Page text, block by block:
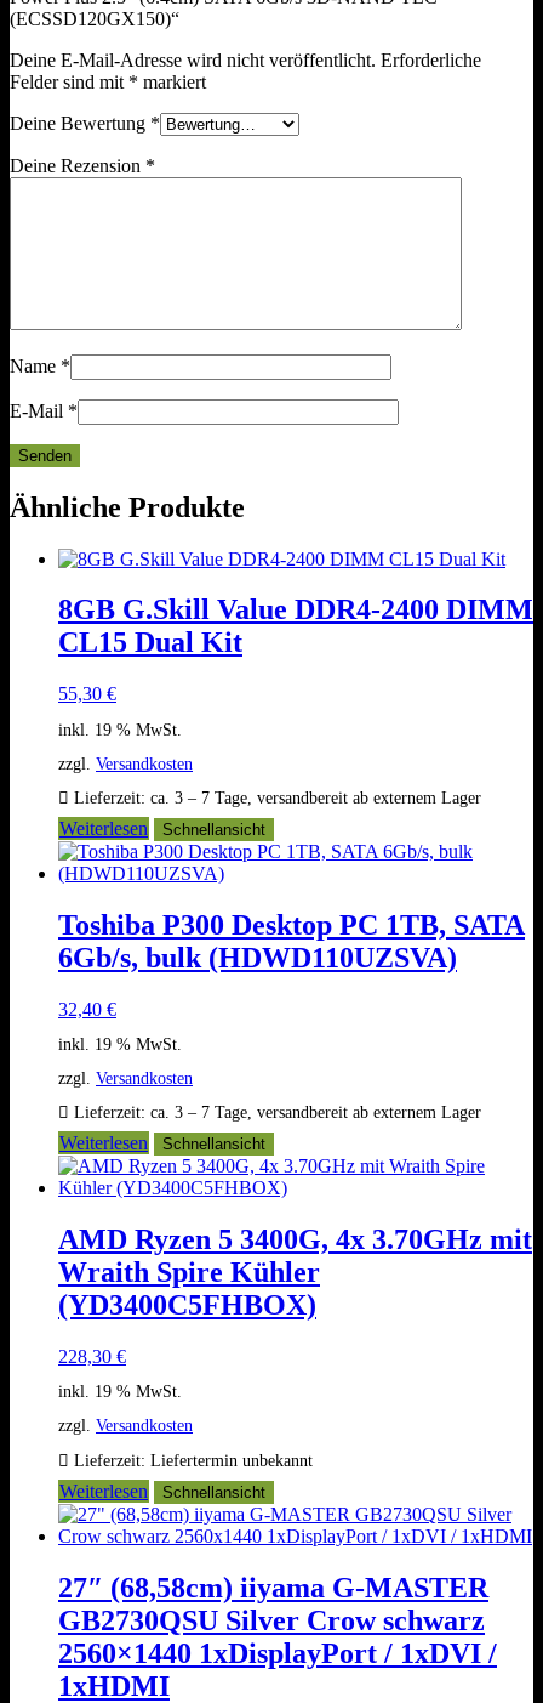
(ECSSD120GX150)“
Deine E-Mail-Adresse wird nicht veröffentlicht. Erforderliche
Felder sind mit * markiert
Deine Bewertung *
Deine Rezension *
Name *
E-Mail *
Ähnliche Produkte
8GB G.Skill Value DDR4-2400 DIMM
CL15 Dual Kit
55,30 €
inkl. 19 % MwSt.
zzgl. Versandkosten
Lieferzeit: ca. 3 – 7 Tage, versandbereit ab externem Lager
Weiterlesen Schnellansicht
Toshiba P300 Desktop PC 1TB, SATA
6Gb/s, bulk (HDWD110UZSVA)
32,40 €
inkl. 19 % MwSt.
zzgl. Versandkosten
Lieferzeit: ca. 3 – 7 Tage, versandbereit ab externem Lager
Weiterlesen Schnellansicht
AMD Ryzen 5 3400G, 4x 3.70GHz mit
Wraith Spire Kühler
(YD3400C5FHBOX)
228,30 €
inkl. 19 % MwSt.
zzgl. Versandkosten
Lieferzeit: Liefertermin unbekannt
Weiterlesen Schnellansicht
27″ (68,58cm) iiyama G-MASTER
GB2730QSU Silver Crow schwarz
2560×1440 1xDisplayPort / 1xDVI /
1xHDMI